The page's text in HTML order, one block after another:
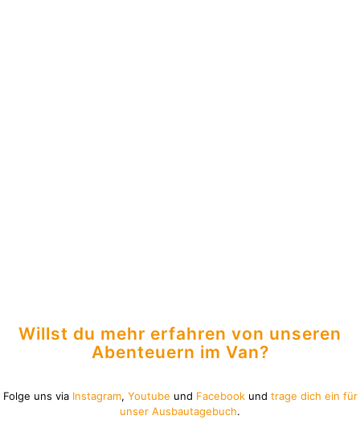
Willst du mehr erfahren von unseren
Abenteuern im Van?
Folge uns via Instagram, Youtube und Facebookund trage dich ein für
unser Ausbautagebuch.